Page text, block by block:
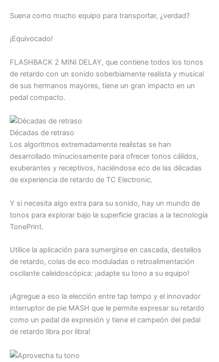
Suena como mucho equipo para transportar, ¿verdad?
¡Equivocado!
FLASHBACK 2 MINI DELAY, que contiene todos los tonos
de retardo con un sonido soberbiamente realista y musical
de sus hermanos mayores, tiene un gran impacto en un
pedal compacto.
Décadas de retraso
Los algoritmos extremadamente realistas se han
desarrollado minuciosamente para ofrecer tonos cálidos,
exuberantes y receptivos, haciéndose eco de las décadas
de experiencia de retardo de TC Electronic.
Y si necesita algo extra para su sonido, hay un mundo de
tonos para explorar bajo la superficie gracias a la tecnología
TonePrint.
Utilice la aplicación para sumergirse en cascada, destellos
de retardo, colas de eco moduladas o retroalimentación
oscilante caleidoscópica: ¡adapte su tono a su equipo!
¡Agregue a eso la elección entre tap tempo y el innovador
interruptor de pie MASH que le permite expresar su retardo
como un pedal de expresión y tiene el campeón del pedal
de retardo libra por libra!